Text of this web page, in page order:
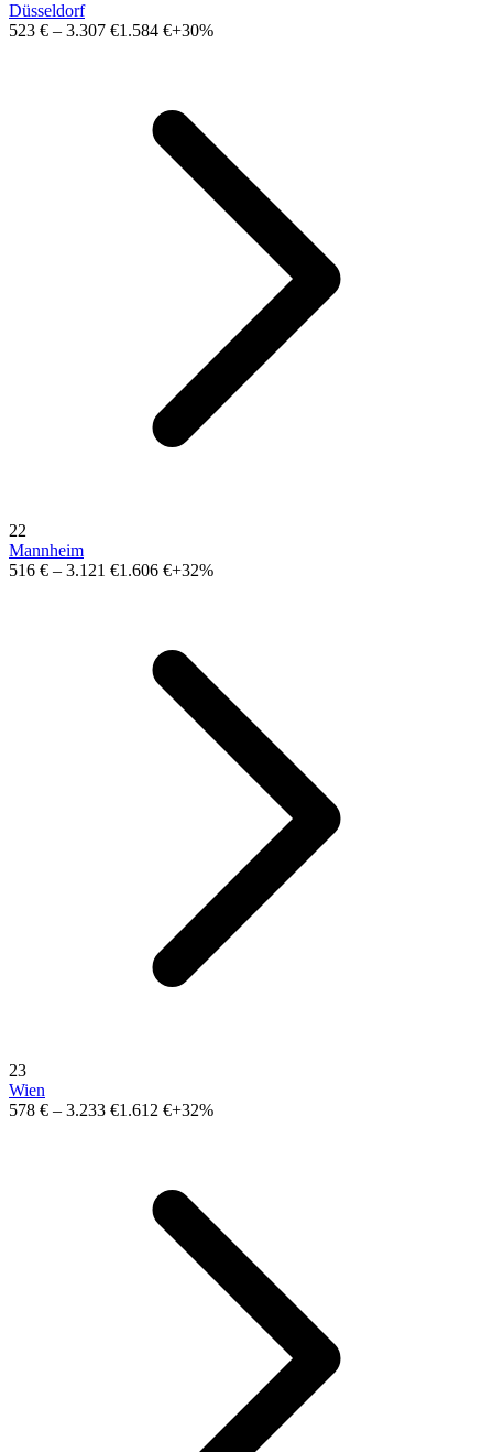
Düsseldorf
523 € – 3.307 €1.584 €+30%
22
Mannheim
516 € – 3.121 €1.606 €+32%
23
Wien
578 € – 3.233 €1.612 €+32%